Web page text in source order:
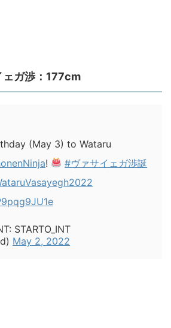
ガ渉：177cm
(May 3) to Wataru
!
#ヴァサイェガ渉誕
STARTO_INT
May 2, 2022